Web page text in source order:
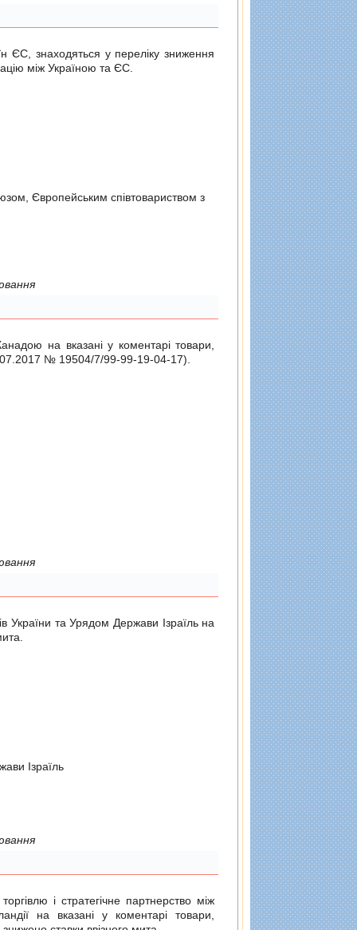
ЄС, знаходяться у переліку зниження
між Україною та ЄС.
Європейським спiвтовариством з
на вказані у коментарі товари,
№ 19504/7/99-99-19-04-17).
України та Урядом Держави Ізраїль на
Iзраїль
і стратегічне партнерство між
на вказані у коментарі товари,